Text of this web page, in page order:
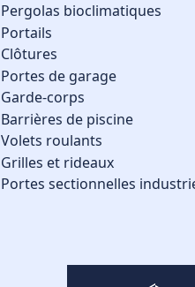
Pergolas bioclimatiques
Portails
Clôtures
Portes de garage
Garde-corps
Barrières de piscine
Volets roulants
Grilles et rideaux
Portes sectionnelles